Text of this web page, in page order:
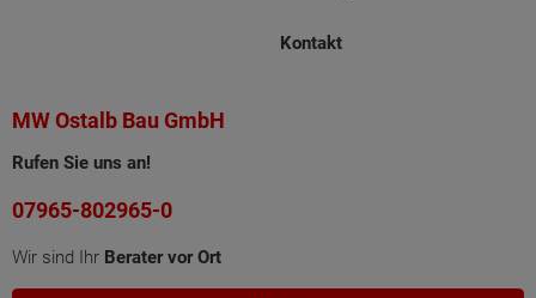
Kontakt
MW Ostalb Bau GmbH
Rufen Sie uns an!
07965-802965-0
Wir sind Ihr Berater vor Ort